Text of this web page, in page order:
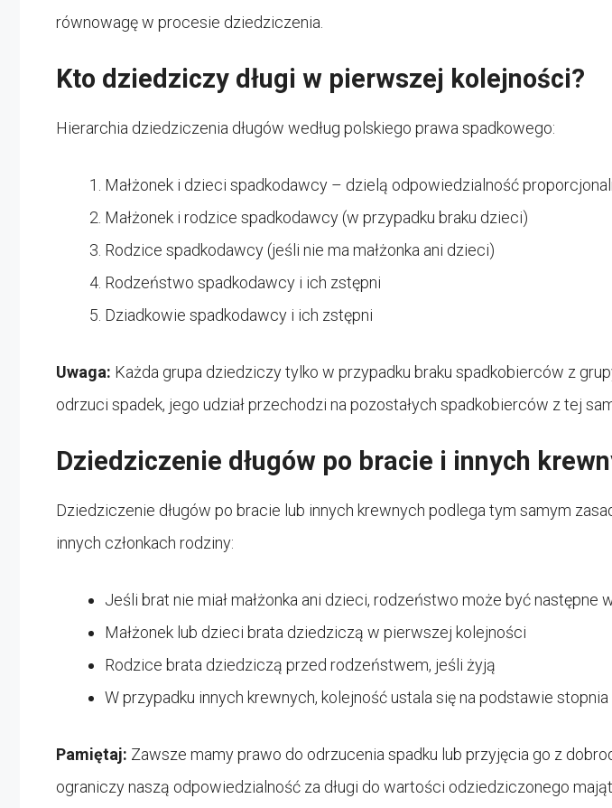
równowagę w procesie dziedziczenia.
Kto dziedziczy długi w pierwszej kolejności?
Hierarchia dziedziczenia długów według polskiego prawa spadkowego:
Małżonek i dzieci spadkodawcy – dzielą odpowiedzialność
Małżonek i rodzice spadkodawcy (w przypadku braku dzieci)
Rodzice spadkodawcy (jeśli nie ma małżonka ani dzieci)
Rodzeństwo spadkodawcy i ich zstępni
Dziadkowie spadkodawcy i ich zstępni
Uwaga: Każda grupa dziedziczy tylko w przypadku braku spadkobierców z
odrzuci spadek, jego udział przechodzi na pozostałych spadkobierców z tej
Dziedziczenie długów po bracie i innych
Dziedziczenie długów po bracie lub innych krewnych podlega tym samym
innych członkach rodziny:
Jeśli brat nie miał małżonka ani dzieci, rodzeństwo może być następne
Małżonek lub dzieci brata dziedziczą w pierwszej kolejności
Rodzice brata dziedziczą przed rodzeństwem, jeśli żyją
W przypadku innych krewnych, kolejność ustala się na podstawie
Pamiętaj: Zawsze mamy prawo do odrzucenia spadku lub przyjęcia go z
ograniczy naszą odpowiedzialność za długi do wartości odziedziczonego